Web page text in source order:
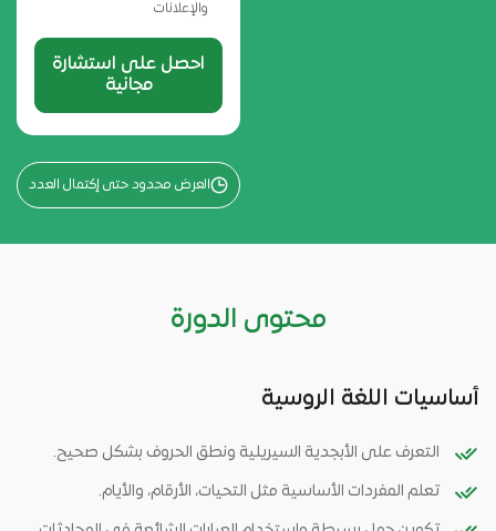
والإعلانات
احصل على استشارة
مجانية
العرض محدود حتى إكتمال العدد
محتوى الدورة
أساسيات اللغة الروسية
التعرف على الأبجدية السيريلية ونطق الحروف بشكل صحيح.
تعلم المفردات الأساسية مثل التحيات، الأرقام، والأيام.